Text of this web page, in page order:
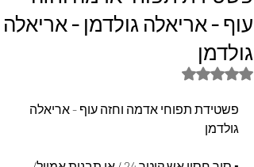
עוף - אריאלה גולדמן - אריאלה
גולדמן
דירוג של NaN מתוך 5 כוכבים
פשטידת תפוחי אדמה וחזה עוף - אריאלה
גולדמן